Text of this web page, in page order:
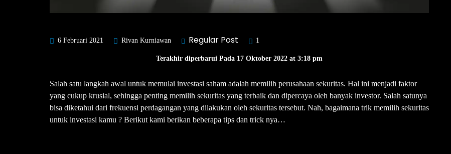
6 Februari 2021 Rivan Kurniawan Regular Post 1
Terakhir diperbarui Pada 17 Oktober 2022 at 3:18 pm
Salah satu langkah awal untuk memulai investasi saham adalah memilih perusahaan sekuritas. Hal ini menjadi faktor
yang cukup krusial, sehingga penting memilih sekuritas yang terbaik dan dipercaya oleh banyak investor. Salah satunya
bisa diketahui dari frekuensi perdagangan yang dilakukan oleh sekuritas tersebut. Nah, bagaimana trik memilih sekuritas
untuk investasi kamu ? Berikut kami berikan beberapa tips dan trick nya…